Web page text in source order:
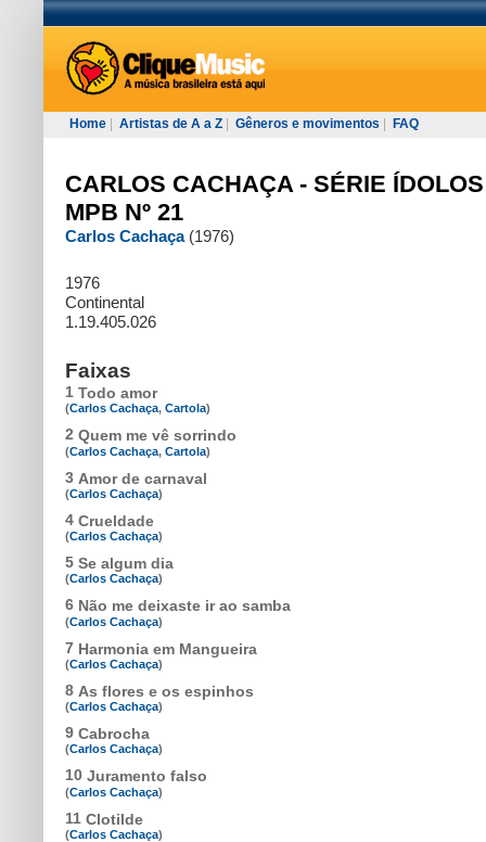
Home Artistas de A a Z Gêneros e movimentos FAQ
CARLOS CACHAÇA - SÉRIE ÍDOLOS
MPB Nº 21
Carlos Cachaça (1976)
1976
Continental
1.19.405.026
Faixas
1 Todo amor
(Carlos Cachaça, Cartola)
2 Quem me vê sorrindo
(Carlos Cachaça, Cartola)
3 Amor de carnaval
(Carlos Cachaça)
4 Crueldade
(Carlos Cachaça)
5 Se algum dia
(Carlos Cachaça)
6 Não me deixaste ir ao samba
(Carlos Cachaça)
7 Harmonia em Mangueira
(Carlos Cachaça)
8 As flores e os espinhos
(Carlos Cachaça)
9 Cabrocha
(Carlos Cachaça)
10 Juramento falso
(Carlos Cachaça)
11 Clotilde
(Carlos Cachaça)